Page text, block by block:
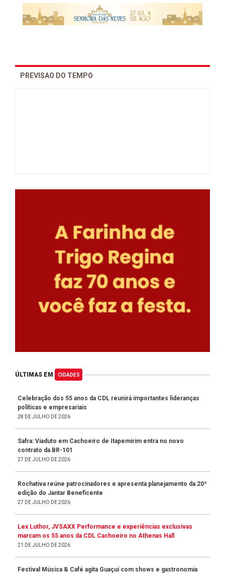
PREVISAO DO TEMPO
ÚLTIMAS EM CIDADES
Celebração dos 55 anos da CDL reunirá importantes lideranças
políticas e empresariais
28 DE JULHO DE 2026
Safra: Viaduto em Cachoeiro de Itapemirim entra no novo
contrato da BR-101
27 DE JULHO DE 2026
Rochativa reúne patrocinadores e apresenta planejamento da 20ª
edição do Jantar Beneficente
27 DE JULHO DE 2026
Lex Luthor, JVSAXX Performance e experiências exclusivas
marcam os 55 anos da CDL Cachoeiro no Athenas Hall
21 DE JULHO DE 2026
Festival Música & Café agita Guaçuí com shows e gastronomia